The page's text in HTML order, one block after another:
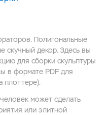
Полигональные
скучный декор. Здесь вы
для сборки скульптуры
в формате PDF для
плоттере).
может сделать
или элитной